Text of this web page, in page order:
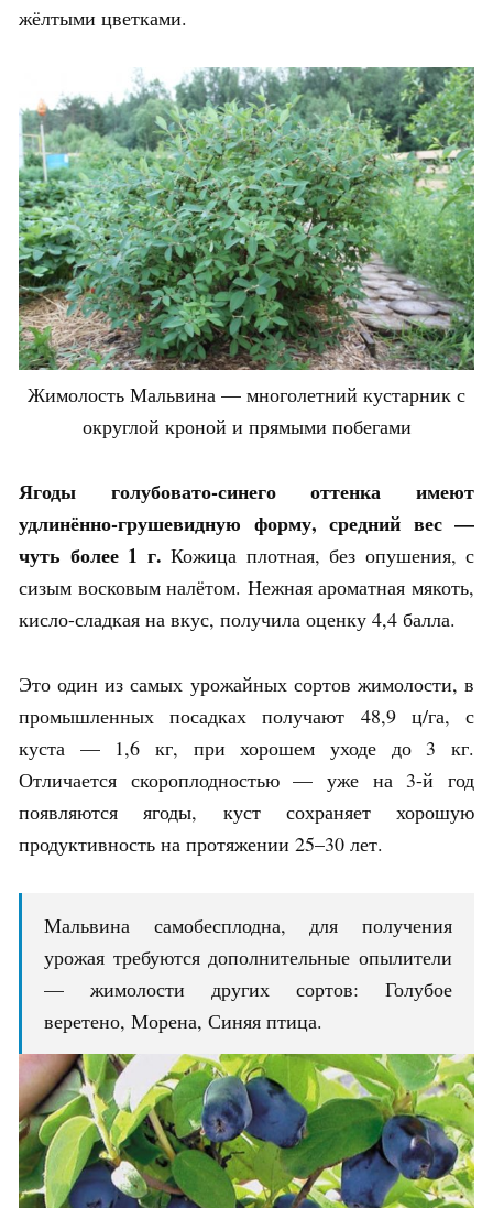
жёлтыми цветками.
Жимолость Мальвина — многолетний кустарник с
округлой кроной и прямыми побегами
Ягоды голубовато-синего оттенка имеют
удлинённо-грушевидную форму, средний вес —
чуть более 1 г. Кожица плотная, без опушения, с
сизым восковым налётом. Нежная ароматная мякоть,
кисло-сладкая на вкус, получила оценку 4,4 балла.
Это один из самых урожайных сортов жимолости, в
промышленных посадках получают 48,9 ц/га, с
куста — 1,6 кг, при хорошем уходе до 3 кг.
Отличается скороплодностью — уже на 3-й год
появляются ягоды, куст сохраняет хорошую
продуктивность на протяжении 25–30 лет.
Мальвина самобесплодна, для получения
урожая требуются дополнительные опылители
— жимолости других сортов: Голубое
веретено, Морена, Синяя птица.